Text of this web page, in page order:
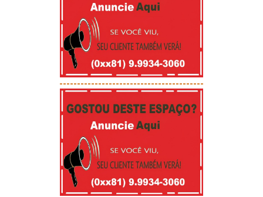
-----------------------------------------